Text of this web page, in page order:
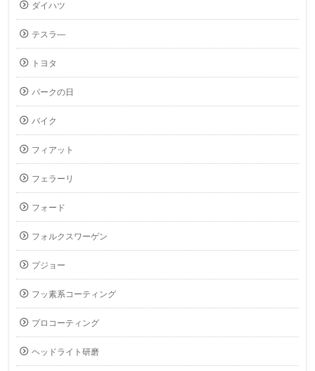
ダイハツ
テスラ―
トヨタ
パークの日
バイク
フィアット
フェラーリ
フォード
フォルクスワーゲン
プジョー
フッ素系コーティング
プロコーティング
ヘッドライト研磨